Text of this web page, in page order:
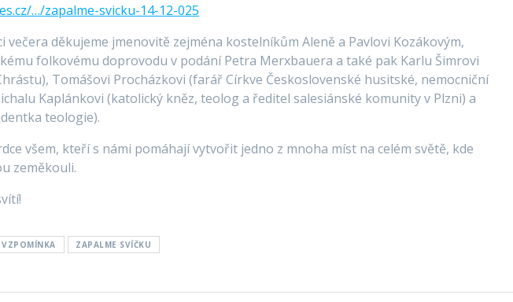
…/zapalme-svicku-14-12-025
večera děkujeme jmenovitě zejména kostelníkům Aleně a Pavlovi Kozákovým,
folkovému doprovodu v podání Petra Merxbauera a také pak Karlu Šimrovi
Tomášovi Procházkovi (farář Církve Československé husitské, nemocniční
Kaplánkovi (katolický kněz, teolog a ředitel salesiánské komunity v Plzni) a
teologie).
všem, kteří s námi pomáhají vytvořit jedno z mnoha míst na celém světě, kde
zeměkouli.
VZPOMÍNKA ZAPALME SVÍČKU